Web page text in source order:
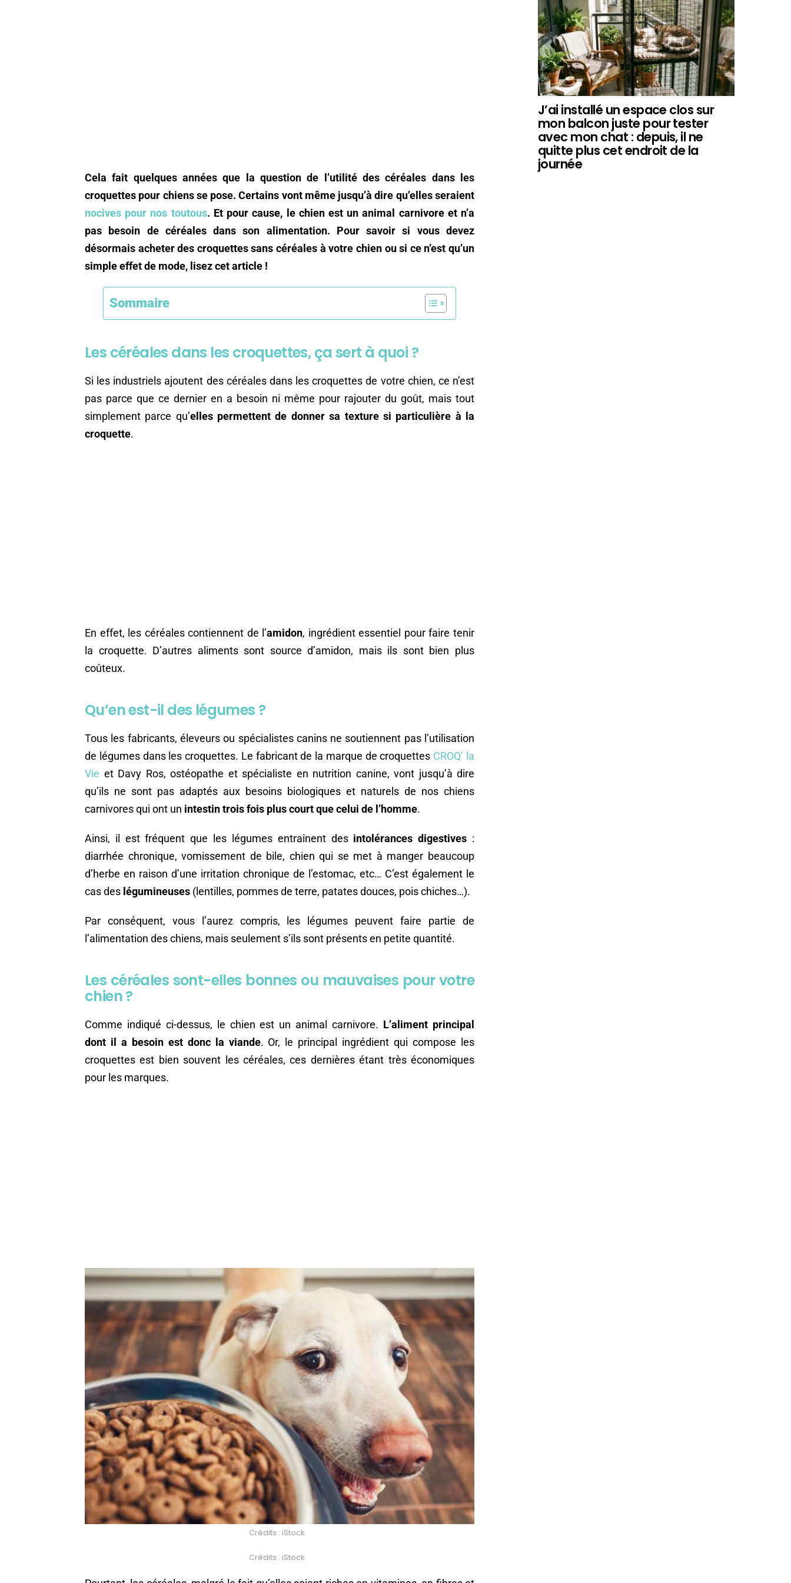
Cela fait quelques années que la question de l’utilité des céréales dans les
croquettes pour chiens se pose. Certains vont même jusqu’à dire qu’elles seraient
nocives pour nos toutous. Et pour cause, le chien est un animal carnivore et n’a
pas besoin de céréales dans son alimentation. Pour savoir si vous devez
désormais acheter des croquettes sans céréales à votre chien ou si ce n’est qu’un
simple effet de mode, lisez cet article !
Sommaire
Les céréales dans les croquettes, ça sert à quoi ?
Si les industriels ajoutent des céréales dans les croquettes de votre chien, ce n’est
pas parce que ce dernier en a besoin ni même pour rajouter du goût, mais tout
simplement parce qu’elles permettent de donner sa texture si particulière à la
croquette.
En effet, les céréales contiennent de l’amidon, ingrédient essentiel pour faire tenir
la croquette. D’autres aliments sont source d’amidon, mais ils sont bien plus
coûteux.
Qu’en est-il des légumes ?
Tous les fabricants, éleveurs ou spécialistes canins ne soutiennent pas l’utilisation
de légumes dans les croquettes. Le fabricant de la marque de croquettes CROQ’ la
Vie et Davy Ros, ostéopathe et spécialiste en nutrition canine, vont jusqu’à dire
qu’ils ne sont pas adaptés aux besoins biologiques et naturels de nos chiens
carnivores qui ont un intestin trois fois plus court que celui de l’homme.
Ainsi, il est fréquent que les légumes entraînent des intolérances digestives :
diarrhée chronique, vomissement de bile, chien qui se met à manger beaucoup
d’herbe en raison d’une irritation chronique de l’estomac, etc… C’est également le
cas des légumineuses (lentilles, pommes de terre, patates douces, pois chiches…).
Par conséquent, vous l’aurez compris, les légumes peuvent faire partie de
l’alimentation des chiens, mais seulement s’ils sont présents en petite quantité.
Les céréales sont-elles bonnes ou mauvaises pour votre
chien ?
Comme indiqué ci-dessus, le chien est un animal carnivore. L’aliment principal
dont il a besoin est donc la viande. Or, le principal ingrédient qui compose les
croquettes est bien souvent les céréales, ces dernières étant très économiques
pour les marques.
Crédits : iStock
Crédits : iStock
J’ai installé un espace clos sur
mon balcon juste pour tester
avec mon chat : depuis, il ne
quitte plus cet endroit de la
journée